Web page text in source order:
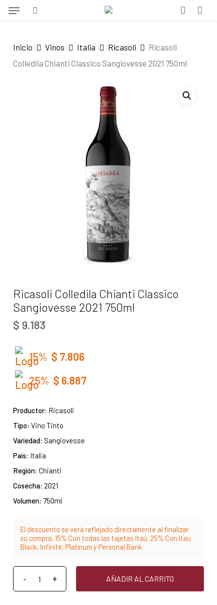
Skip
content
Menu
Inicio Vinos Italia Ricasoli
Ricasoli
Colledila Chianti Classico Sangiovesse 2021 750ml
Ricasoli Colledila Chianti Classico
Sangiovesse 2021 750ml
$ 9.183
15% $ 7.806
25% $ 6.887
Productor: Ricasoli
Tipo: Vino Tinto
Variedad: Sangiovesse
País: Italia
Región: Chianti
Cosecha: 2021
Volumen: 750ml
El descuento se verá reflejado directamente al finalizar
su compra. 15% Con todas las tajetas Itaú. 25% Con Itau
Black, Infinite, Platinum y Personal Bank
AÑADIR AL CARRITO
Menu